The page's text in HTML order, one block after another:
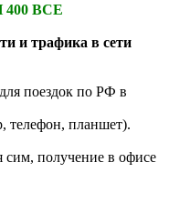
400 ВСЕ
и трафика в сети
поездок по РФ в
телефон, планшет).
сим, получение в офисе